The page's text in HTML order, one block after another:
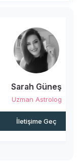
Sarah Güneş
Uzman Astrolog
İletişime Geç